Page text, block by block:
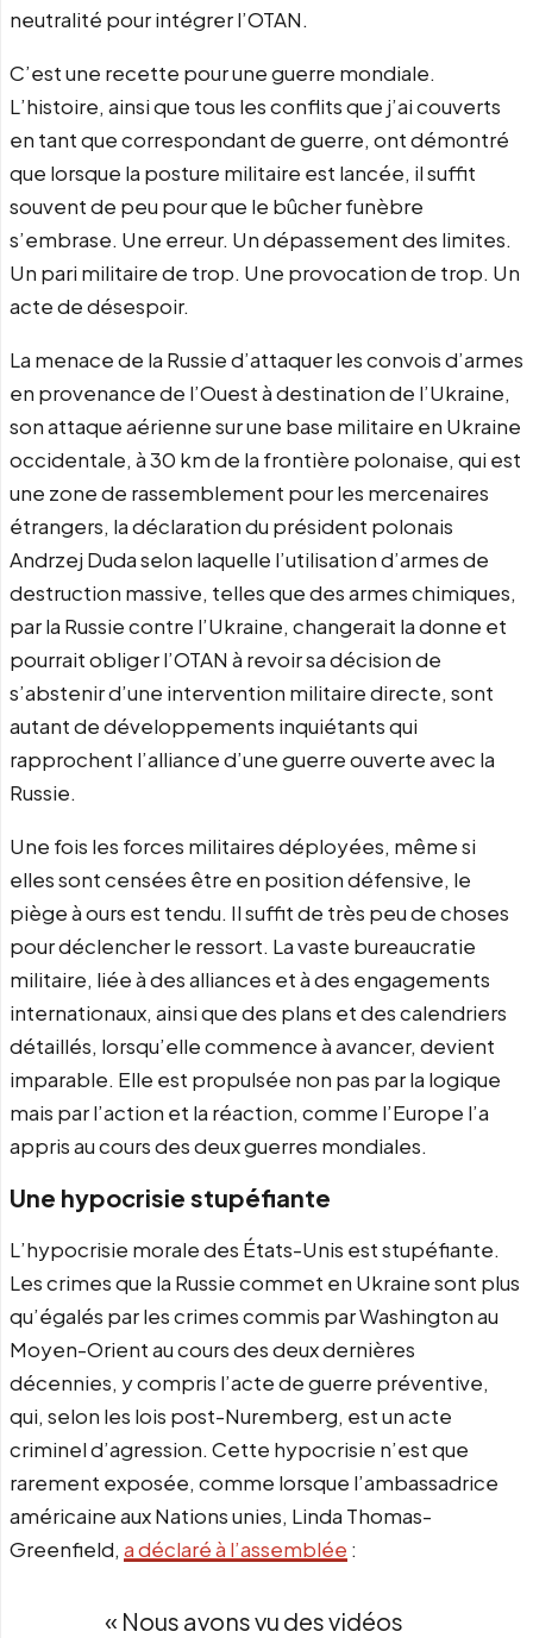
neutralité pour intégrer l’OTAN.
C’est une recette pour une guerre mondiale.
L’histoire, ainsi que tous les conflits que j’ai couverts
en tant que correspondant de guerre, ont démontré
que lorsque la posture militaire est lancée, il suffit
souvent de peu pour que le bûcher funèbre
s’embrase. Une erreur. Un dépassement des limites.
Un pari militaire de trop. Une provocation de trop. Un
acte de désespoir.
La menace de la Russie d’attaquer les convois d’armes
en provenance de l’Ouest à destination de l’Ukraine,
son attaque aérienne sur une base militaire en Ukraine
occidentale, à 30 km de la frontière polonaise, qui est
une zone de rassemblement pour les mercenaires
étrangers, la déclaration du président polonais
Andrzej Duda selon laquelle l’utilisation d’armes de
destruction massive, telles que des armes chimiques,
par la Russie contre l’Ukraine, changerait la donne et
pourrait obliger l’OTAN à revoir sa décision de
s’abstenir d’une intervention militaire directe, sont
autant de développements inquiétants qui
rapprochent l’alliance d’une guerre ouverte avec la
Russie.
Une fois les forces militaires déployées, même si
elles sont censées être en position défensive, le
piège à ours est tendu. Il suffit de très peu de choses
pour déclencher le ressort. La vaste bureaucratie
militaire, liée à des alliances et à des engagements
internationaux, ainsi que des plans et des calendriers
détaillés, lorsqu’elle commence à avancer, devient
imparable. Elle est propulsée non pas par la logique
mais par l’action et la réaction, comme l’Europe l’a
appris au cours des deux guerres mondiales.
Une hypocrisie stupéfiante
L’hypocrisie morale des États-Unis est stupéfiante.
Les crimes que la Russie commet en Ukraine sont plus
qu’égalés par les crimes commis par Washington au
Moyen-Orient au cours des deux dernières
décennies, y compris l’acte de guerre préventive,
qui, selon les lois post-Nuremberg, est un acte
criminel d’agression. Cette hypocrisie n’est que
rarement exposée, comme lorsque l’ambassadrice
américaine aux Nations unies, Linda Thomas-
Greenfield, a déclaré à l’assemblée :
« Nous avons vu des vidéos